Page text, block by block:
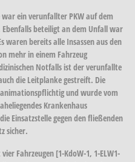
ein verunfallter PKW auf dem
beteiligt an dem Unfall war
waren bereits alle Insassen aus den
mehr in einem Fahrzeug
Notfalls ist der verunfallte
die Leitplanke gestreift. Die
und wurde vom
Krankenhaus
Einsatzstelle gegen den fließenden
sicher.
Fahrzeugen [1-KdoW-1, 1-ELW1-